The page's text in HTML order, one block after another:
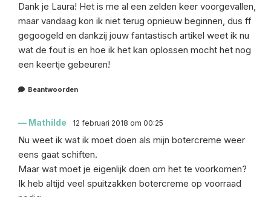
Dank je Laura! Het is me al een zelden keer voorgevallen,
maar vandaag kon ik niet terug opnieuw beginnen, dus ff
gegoogeld en dankzij jouw fantastisch artikel weet ik nu
wat de fout is en hoe ik het kan oplossen mocht het nog
een keertje gebeuren!
Beantwoorden
Mathilde 12 februari 2018 om 00:25
Nu weet ik wat ik moet doen als mijn botercreme weer
eens gaat schiften.
Maar wat moet je eigenlijk doen om het te voorkomen?
Ik heb altijd veel spuitzakken botercreme op voorraad